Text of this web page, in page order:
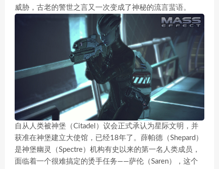
威胁，古老的警世之言又一次变成了神秘的流言蜚语。
自从人类被神堡（Citadel）议会正式承认为星际文明，并
获准在神堡建立大使馆，已经18年了。薛帕德（Shepard）
是神堡幽灵（Spectre）机构有史以来的第一名人类成员，
面临着一个很难搞定的烫手任务——萨伦（Saren），这个